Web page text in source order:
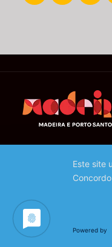
Este site
Powered by